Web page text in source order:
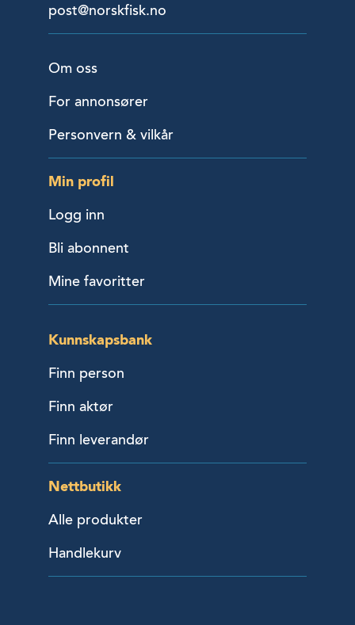
post@norskfisk.no
Om oss
For annonsører
Personvern & vilkår
Min profil
Logg inn
Bli abonnent
Mine favoritter
Kunnskapsbank
Finn person
Finn aktør
Finn leverandør
Nettbutikk
Alle produkter
Handlekurv